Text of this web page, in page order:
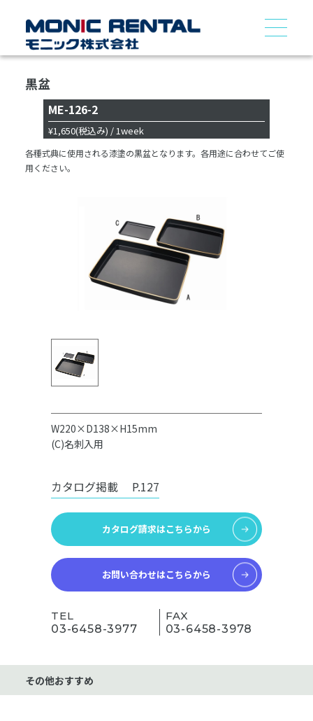
黒盆
ME-126-2
¥1,650(税込み) / 1week
各種式典に使用される漆塗の黒盆となります。各用途に合わせてご使
用ください。
W220×D138×H15mm
(C)名刺入用
カタログ掲載 P.127
カタログ請求はこちらから
お問い合わせはこちらから
TEL
03-6458-3977
FAX
03-6458-3978
その他おすすめ